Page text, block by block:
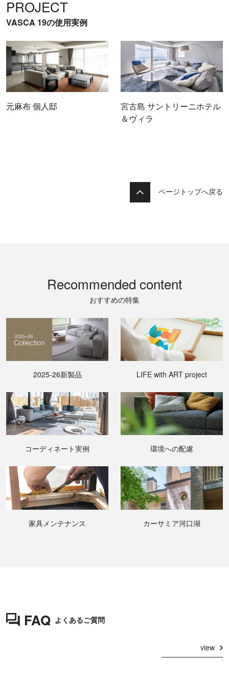
PROJECT
VASCA 19の使用実例
元麻布 個人邸
宮古島 サントリーニホテル
＆ヴィラ
ページトップへ戻る
Recommended content
おすすめの特集
2025-26新製品 LIFE with ART project
コーディネート実例 環境への配慮
家具メンテナンス カーサミア河口湖
FAQ よくあるご質問
view